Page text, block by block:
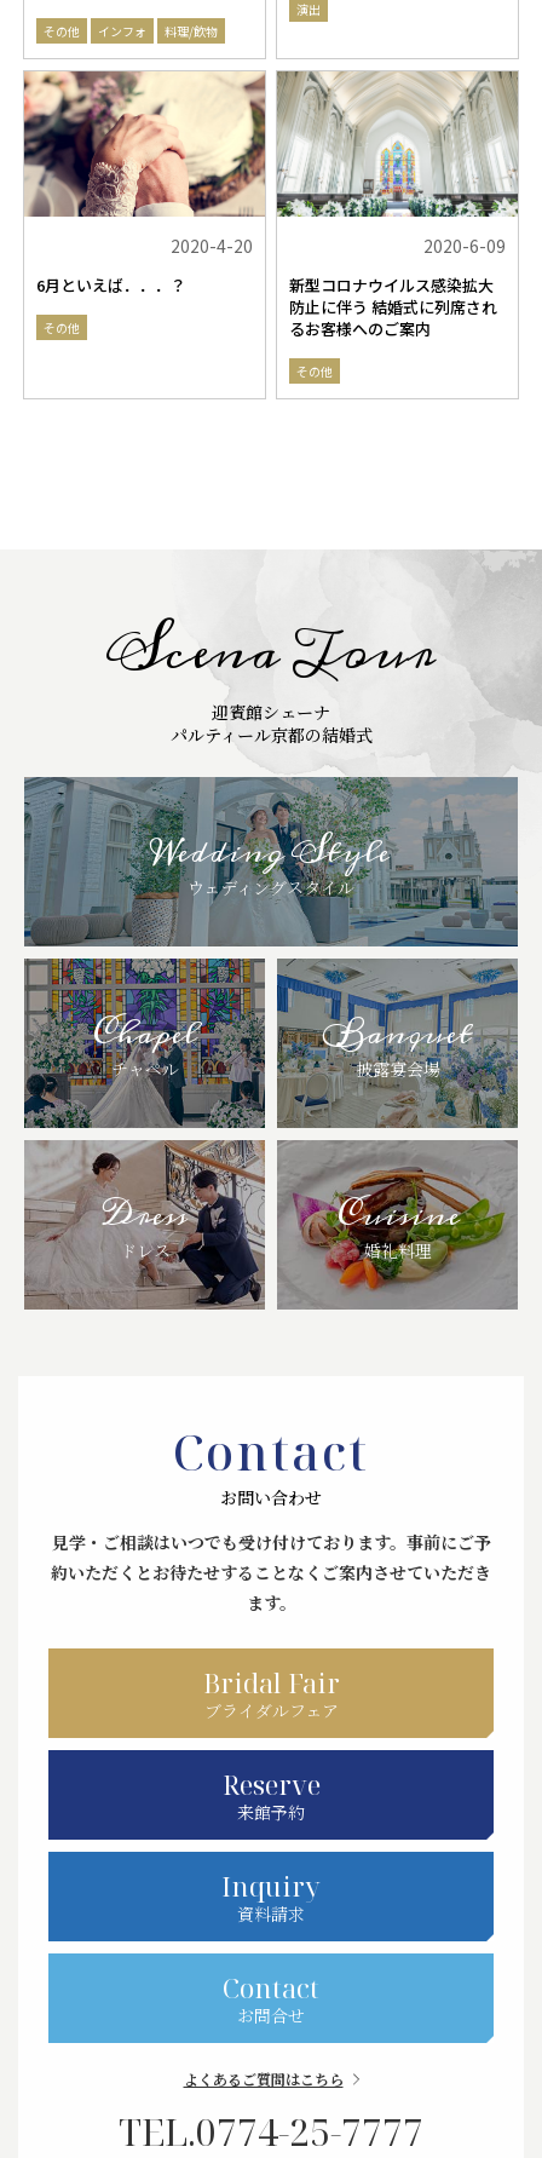
その他 インフォ 料理/飲物
演出
2020-4-20
6月といえば．．．？
その他
2020-6-09
新型コロナウイルス感染拡大
防止に伴う 結婚式に列席され
るお客様へのご案内
その他
Scena Tour
迎賓館シェーナ
パルティール京都の結婚式
Wedding Style
ウェディングスタイル
Chapel
チャペル
Banquet
披露宴会場
Dress
ドレス
Cuisine
婚礼料理
Contact
お問い合わせ
見学・ご相談はいつでも受け付けております。 事前にご予
約いただくとお待たせすることなくご案内させていただき
ます。
Bridal Fair
ブライダルフェア
Reserve
来館予約
Inquiry
資料請求
Contact
お問合せ
よくあるご質問はこちら
TEL.0774-25-7777